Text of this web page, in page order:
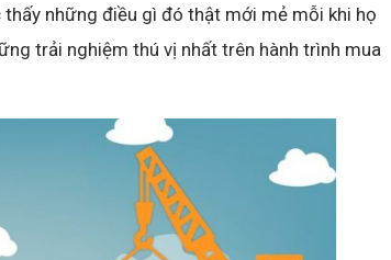
những điều gì đó thật mới mẻ mỗi khi họ
trải nghiệm thú vị nhất trên hành trình mua